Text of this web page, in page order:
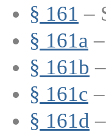
§ 161 –
§ 161a
§ 161b
§ 161c
§ 161d